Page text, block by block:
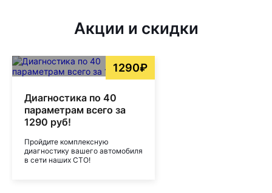
Акции и скидки
1290₽
Диагностика по 40
параметрам всего за
1290 руб!
Пройдите комплексную
диагностику вашего автомобиля
в сети наших СТО!